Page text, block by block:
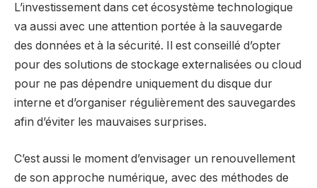
L’investissement dans cet écosystème technologique
va aussi avec une attention portée à la sauvegarde
des données et à la sécurité. Il est conseillé d’opter
pour des solutions de stockage externalisées ou cloud
pour ne pas dépendre uniquement du disque dur
interne et d’organiser régulièrement des sauvegardes
afin d’éviter les mauvaises surprises.
C’est aussi le moment d’envisager un renouvellement
de son approche numérique, avec des méthodes de